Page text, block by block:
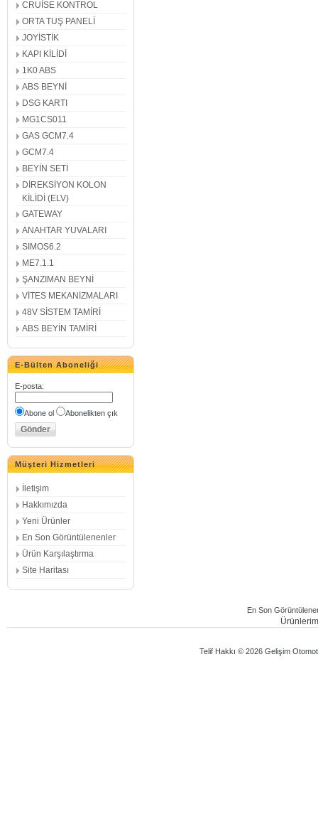
CRUİSE KONTROL
ORTA TUŞ PANELİ
JOYİSTİK
KAPI KİLİDİ
1K0 ABS
ABS BEYNİ
DSG KARTI
MG1CS011
GAS GCM7.4
GCM7.4
BEYİN SETİ
DİREKSİYON KOLON
KİLİDİ (ELV)
GATEWAY
ANAHTAR YUVALARI
SIMOS6.2
ME7.1.1
ŞANZIMAN BEYNİ
VİTES MEKANİZMALARI
48V SİSTEM TAMİRİ
ABS BEYİN TAMİRİ
E-Bülten Aboneliği
E-posta:
Abone ol Abonelikten çık
Müşteri Hizmetleri
İletişim
Hakkımızda
Yeni Ürünler
En Son Görüntülenenler
Ürün Karşılaştırma
Site Haritası
En Son
Telif Hakkı © 2026 Gelişim